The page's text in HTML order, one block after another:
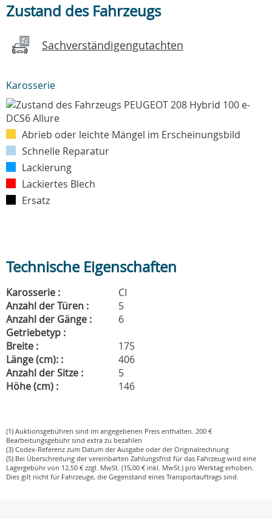
Zustand des Fahrzeugs
Sachverständigengutachten
Karosserie
Abrieb oder leichte Mängel im Erscheinungsbild
Schnelle Reparatur
Lackierung
Lackiertes Blech
Ersatz
Technische Eigenschaften
Karosserie :
CI
Anzahl der Türen :
5
Anzahl der Gänge :
6
Getriebetyp :
Breite :
175
Länge (cm): :
406
Anzahl der Sitze :
5
Höhe (cm) :
146
(1) Auktionsgebühren sind im angegebenen Preis enthalten. 200 €
Bearbeitungsgebühr sind extra zu bezahlen
(3) Codex-Referenz zum Datum der Ausgabe oder der Originalrechnung
(5) Bei Überschreitung der vereinbarten Zahlungsfrist für das Fahrzeug wird eine
Lagergebühr von 12,50 € zzgl. MwSt. (15,00 € inkl. MwSt.) pro Werktag erhoben.
Dies gilt nicht für Fahrzeuge, die Gegenstand eines Transportauftrags sind.